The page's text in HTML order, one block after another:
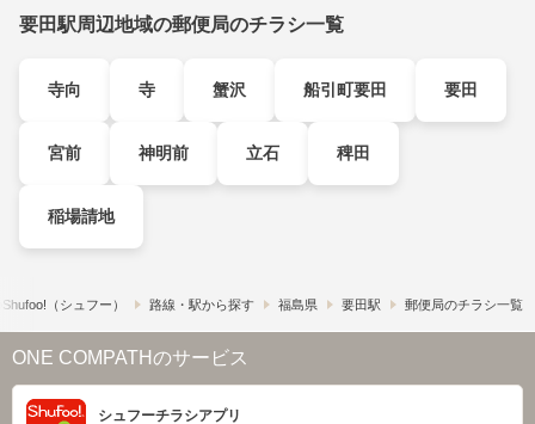
要田駅周辺地域の郵便局のチラシ一覧
寺向 寺 蟹沢 船引町要田 要田
宮前 神明前 立石 稗田
稲場請地
（シュフー） 路線・駅から探す 福島県 要田駅 郵便局のチラシ一覧
ONE COMPATHのサービス
シュフーチラシアプリ